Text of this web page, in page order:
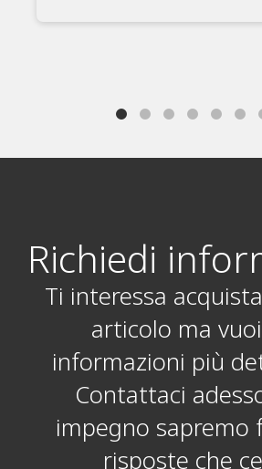
Richiedi
Ti interessa
articolo ma
informazioni più
Contattaci
impegno sapremo
risposte che